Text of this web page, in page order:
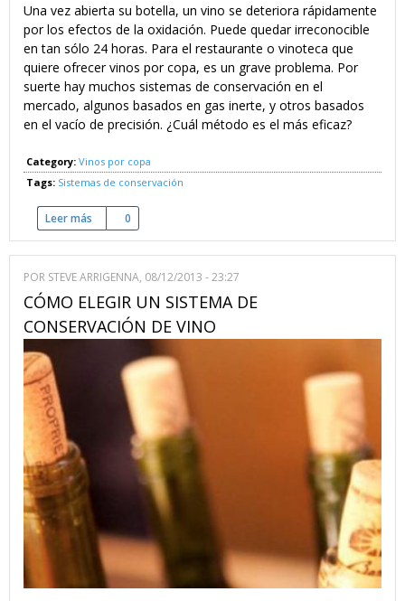
Una vez abierta su botella, un vino se deteriora rápidamente
por los efectos de la oxidación. Puede quedar irreconocible
en tan sólo 24 horas. Para el restaurante o vinoteca que
quiere ofrecer vinos por copa, es un grave problema. Por
suerte hay muchos sistemas de conservación en el
mercado, algunos basados en gas inerte, y otros basados
en el vacío de precisión. ¿Cuál método es el más eficaz?
Category: Vinos por copa
Tags: Sistemas de conservación
Leer más sobre Dispensadores de vino: Gas Inerte vs. Vacío de
0
POR STEVE ARRIGENNA, 08/12/2013 - 23:27
CÓMO ELEGIR UN SISTEMA DE
CONSERVACIÓN DE VINO